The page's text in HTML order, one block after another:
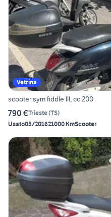
Vetrina
scooter sym fiddle III, cc 200
790 €Trieste(TS)
Usato05/201621000 KmScooter